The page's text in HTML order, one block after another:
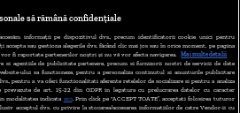
ABONARE DIGI TV
PREFERINȚELE
CODUL DIGI24
să rămână confidențiale
informații pe dispozitivul dvs., precum identificatorii cookie unici pentru
accepta sau gestiona alegerile dvs. făcând clic mai jos sau în orice moment, pe pagina
fi raportate partenerilor noștri și nu vă vor afecta navigarea.
Mai multe detalii
si agentiile de publicitate partenere, precum si furnizorii nostri de servicii de date
ului sa functioneze, pentru a personaliza continutul si anunturile publicitare
pentru a va oferi functionalitati aferente retelelor de socializare si pentru a analiza
de art. 15-22 din GDPR in legatura cu prelucrarea datelor cu caracter
modalitatea indicata aici. Prin click pe “ACCEPT TOATE”, acceptati folosirea tuturor
acceptul dvs. cu privire la stocarea/accesarea informatiilor de catre Vendor-ii cu